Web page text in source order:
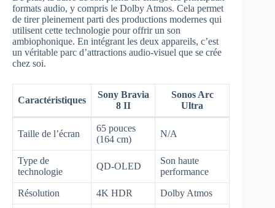
formats audio, y compris le Dolby Atmos. Cela permet
de tirer pleinement parti des productions modernes qui
utilisent cette technologie pour offrir un son
ambiophonique. En intégrant les deux appareils, c’est
un véritable parc d’attractions audio-visuel que se crée
chez soi.
Caractéristiques
Sony Bravia
8 II
Sonos Arc
Ultra
Taille de l’écran
65 pouces
(164 cm)
N/A
Type de
technologie
QD-OLED
Son haute
performance
Résolution 4K HDR Dolby Atmos